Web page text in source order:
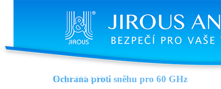
Kryt JH-LHG
Ochrana proti sněhu pro 60 GHz